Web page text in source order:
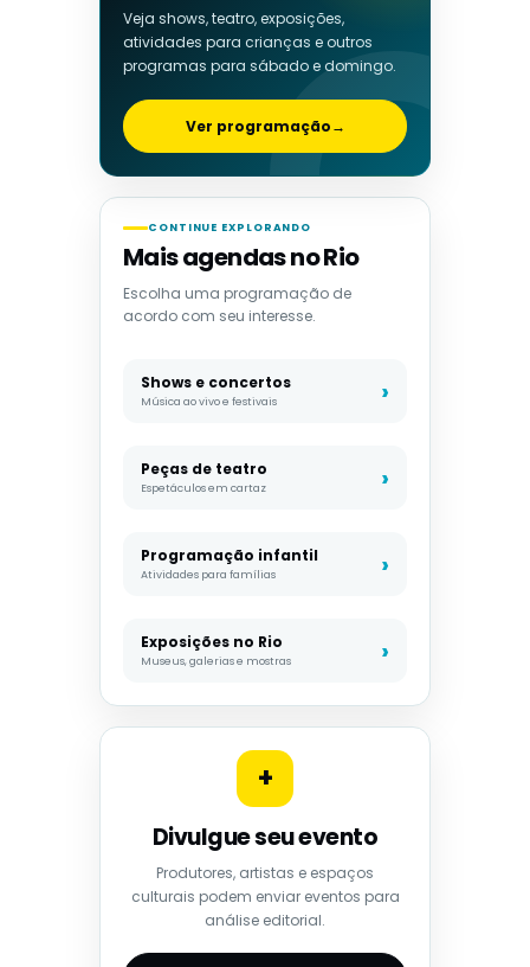
Veja shows, teatro, exposições,
atividades para crianças e outros
programas para sábado e domingo.
Ver programação→
CONTINUE EXPLORANDO
Mais agendas no Rio
Escolha uma programação de
acordo com seu interesse.
Shows e concertos
Música ao vivo e festivais
Peças de teatro
Espetáculos em cartaz
Programação infantil
Atividades para famílias
Exposições no Rio
Museus, galerias e mostras
+
Divulgue seu evento
Produtores, artistas e espaços
culturais podem enviar eventos para
análise editorial.